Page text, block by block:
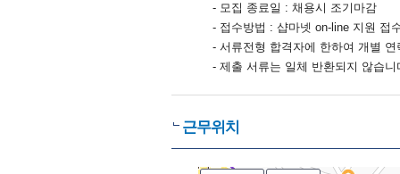
- 모집 종료일 : 채용시 조기마감
- 접수방법 : 샵마넷 on-line 지원 접
- 서류전형 합격자에 한하여 개별 연
- 제출 서류는 일체 반환되지 않습니
근무위치